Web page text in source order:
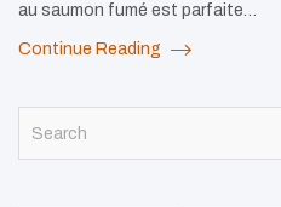
au saumon fumé est parfaite…
Continue Reading